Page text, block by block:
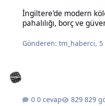
İngiltere'de modern
pahalılığı, borç ve
Gönderen:tm_haberci, 5
0 cevap 829